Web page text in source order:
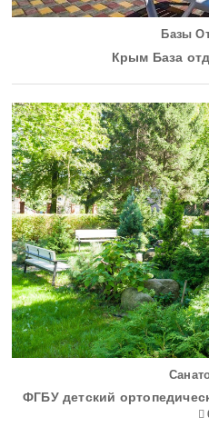
Базы
Крым База
ФГБУ детский